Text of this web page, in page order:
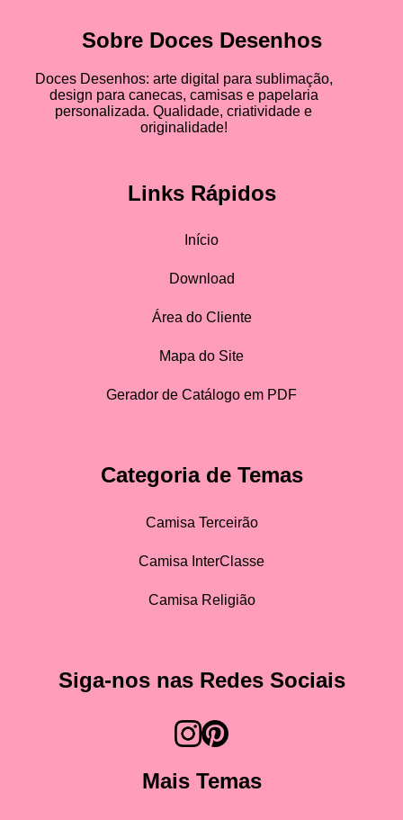
Sobre Doces Desenhos
Doces Desenhos: arte digital para sublimação,
design para canecas, camisas e papelaria
personalizada. Qualidade, criatividade e
originalidade!
Links Rápidos
Início
Download
Área do Cliente
Mapa do Site
Gerador de Catálogo em PDF
Categoria de Temas
Camisa Terceirão
Camisa InterClasse
Camisa Religião
Siga-nos nas Redes Sociais
Mais Temas